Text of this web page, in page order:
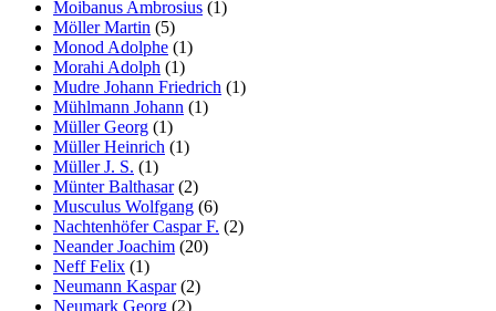
Moibanus Ambrosius (1)
Möller Martin (5)
Monod Adolphe (1)
Morahi Adolph (1)
Mudre Johann Friedrich (1)
Mühlmann Johann (1)
Müller Georg (1)
Müller Heinrich (1)
Müller J. S. (1)
Münter Balthasar(2)
Musculus Wolfgang (6)
Nachtenhöfer Caspar F. (2)
Neander Joachim (20)
Neff Felix (1)
Neumann Kaspar(2)
Neumark Georg (2)